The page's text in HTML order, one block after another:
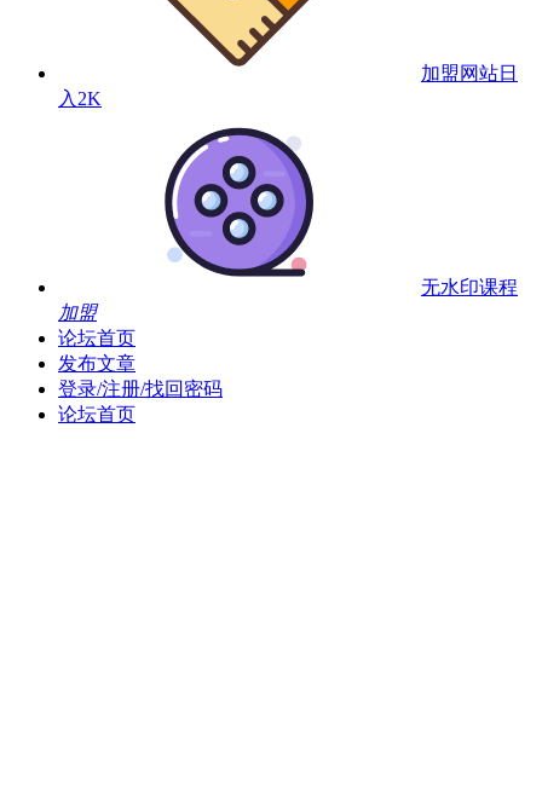
加盟网站日
入2K
无水印课程
加盟
论坛首页
发布文章
登录/注册/找回密码
论坛首页